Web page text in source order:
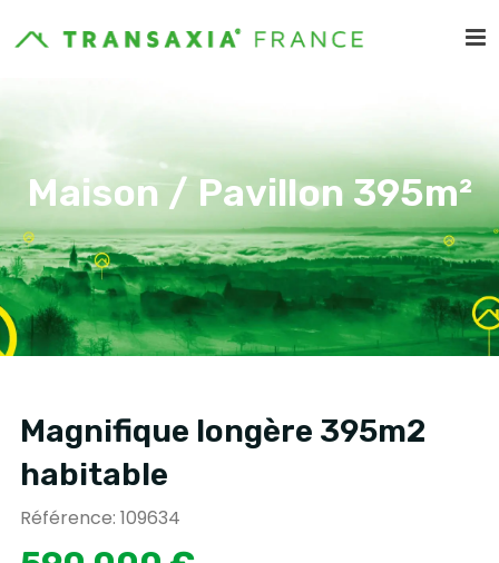
Maison / Pavillon 395m²
Magnifique longère 395m2
habitable
Référence: 109634